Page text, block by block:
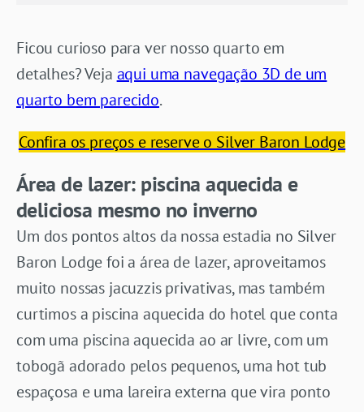
Ficou curioso para ver nosso quarto em
detalhes? Veja aqui uma navegação 3D de um
quarto bem parecido.
Confira os preços e reserve o Silver Baron Lodge
Área de lazer: piscina aquecida e
deliciosa mesmo no inverno
Um dos pontos altos da nossa estadia no Silver
Baron Lodge foi a área de lazer, aproveitamos
muito nossas jacuzzis privativas, mas também
curtimos a piscina aquecida do hotel que conta
com uma piscina aquecida ao ar livre, com um
tobogã adorado pelos pequenos, uma hot tub
espaçosa e uma lareira externa que vira ponto